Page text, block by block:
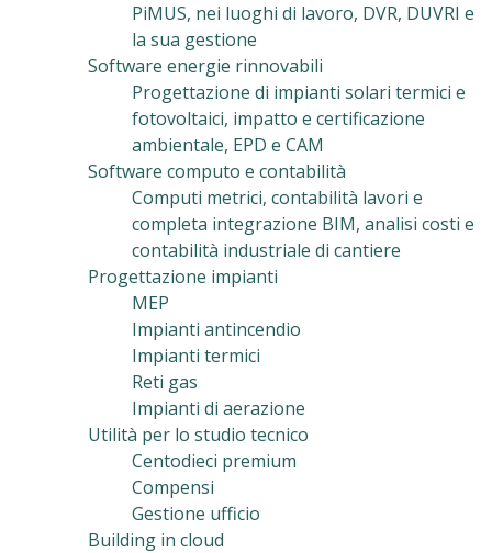
PiMUS, nei luoghi di lavoro, DVR, DUVRI e
la sua gestione
Software energie rinnovabili
Progettazione di impianti solari termici e
fotovoltaici, impatto e certificazione
ambientale, EPD e CAM
Software computo e contabilità
Computi metrici, contabilità lavori e
completa integrazione BIM, analisi costi e
contabilità industriale di cantiere
Progettazione impianti
MEP
Impianti antincendio
Impianti termici
Reti gas
Impianti di aerazione
Utilità per lo studio tecnico
Centodieci premium
Compensi
Gestione ufficio
Building in cloud